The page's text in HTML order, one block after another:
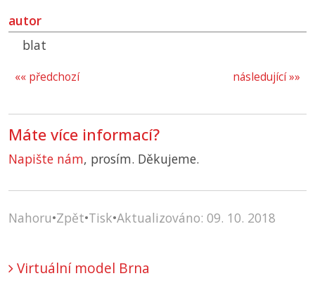
autor
blat
následující »»
«« předchozí
Máte více informací?
Napište nám, prosím. Děkujeme.
Nahoru•Zpět•Tisk•Aktualizováno: 09. 10. 2018
Virtuální model Brna